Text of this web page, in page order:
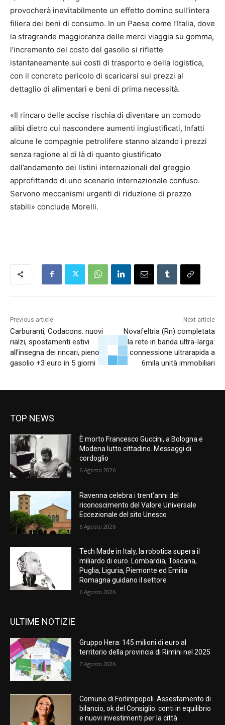
provocherà inevitabilmente un effetto domino sull’intera
filiera dei beni di consumo. In un Paese come l’Italia, dove
la stragrande maggioranza delle merci viaggia su gomma,
l’incremento del costo del gasolio si riflette
istantaneamente sui costi di trasporto e della logistica,
con il concreto pericolo di scaricarsi sui prezzi al
dettaglio di alimentari e beni di prima necessità.
«Il rincaro delle accise rischia di diventare un comodo
alibi dietro cui nascondere aumenti ingiustificati, Infatti
alcune le compagnie petrolifere stanno alzando i prezzi
senza ragione al di là di quanto giustificato
dall’andamento dei listini internazionali del greggio
approfittando di uno scenario internazionale confuso.
Servono meccanismi urgenti di riduzione di prezzo
stabili» conclude Morelli.
Previous article
Carburanti, Codacons: nuovi
rialzi, spostamenti estivi
all’insegna dei rincari, pieno
gasolio +3 euro in 5 giorni
Next article
Novafeltria (Rn) completata
la rete in banda ultra-larga:
connessione ultrarapida a
6mila unità immobiliari
TOP NEWS
È morto Francesco Guccini, a Bologna e
Modena lutto cittadino. Messaggi di
cordoglio
6 Agosto 2026
Ravenna celebra i trent’anni del
riconoscimento del Valore Universale
Eccezionale del sito Unesco
6 Agosto 2026
Tech Made in Italy, la robotica supera il
miliardo di euro. Lombardia, Toscana,
Puglia, Liguria, Piemonte ed Emilia
Romagna guidano il settore
6 Agosto 2026
ULTIME NOTIZIE
Gruppo Hera: 145 milioni di euro al
territorio della provincia di Rimini nel 2025
7 Agosto 2026
Comune di Forlimpopoli. Assestamento di
bilancio, ok del Consiglio: conti in equilibrio
e nuovi investimenti per la città